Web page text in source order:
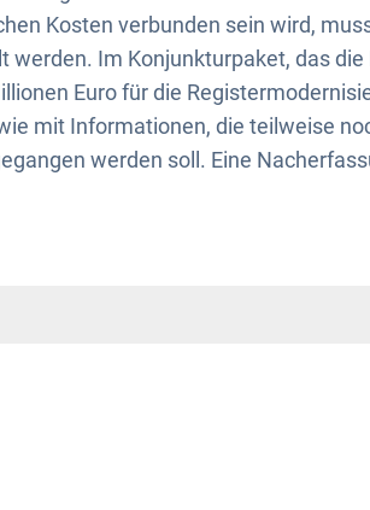
Kosten verbunden sein wird,
werden. Im Konjunkturpaket, das
Euro für die
mit Informationen, die teilweise
werden soll. Eine